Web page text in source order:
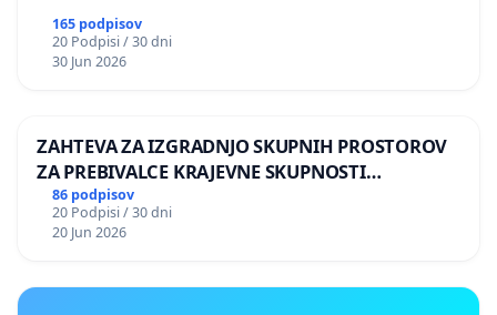
165 podpisov
20 Podpisi / 30 dni
30 Jun 2026
ZAHTEVA ZA IZGRADNJO SKUPNIH PROSTOROV
ZA PREBIVALCE KRAJEVNE SKUPNOSTI
PRESTRANEK
86 podpisov
20 Podpisi / 30 dni
20 Jun 2026